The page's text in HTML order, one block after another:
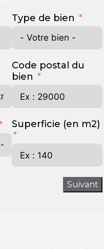
Type de bien
Code postal du
bien
Superficie (en m2)
Suivant